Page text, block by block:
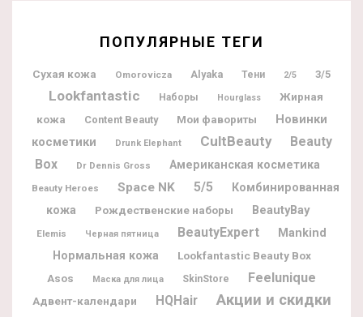
ПОПУЛЯРНЫЕ ТЕГИ
Сухая кожа Omorovicza Alyaka Тени 2/5 3/5
Lookfantastic Наборы Hourglass
Жирная
кожа
Content Beauty Мои фавориты
Новинки
косметики
Drunk Elephant CultBeauty
Beauty
Box
Dr Dennis Gross Американская косметика
Beauty Heroes Space NK 5/5
Комбинированная
кожа
Рождественские наборы BeautyBay
Elemis Черная пятница BeautyExpert Mankind
Нормальная кожа Lookfantastic Beauty Box
Asos Маска для лица SkinStore Feelunique
Адвент-календари HQHair Акции и скидки